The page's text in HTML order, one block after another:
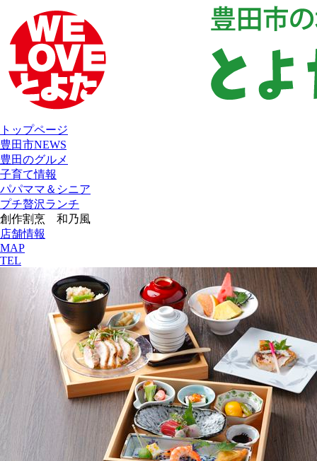
トップページ
豊田市NEWS
豊田のグルメ
子育て情報
パパママ＆シニア
プチ贅沢ランチ
創作割烹 和乃風
店舗情報
MAP
TEL